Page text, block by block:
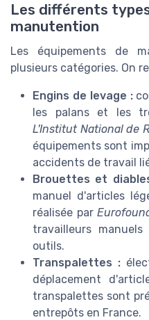
Les différents
manutention
Les équipements de
plusieurs catégories. On
Engins de levage :
les palans et les
L'Institut National de
équipements sont
accidents de travail
Brouettes et
manuel d'articles
réalisée par
travailleurs
outils.
Transpalettes :
déplacement
transpalettes sont
entrepôts en France.